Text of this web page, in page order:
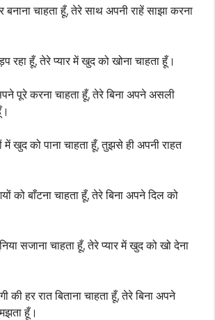
बनाना चाहता हूँ, तेरे साथ अपनी राहें साझा करना
रहा हूँ, तेरे प्यार में खुद को खोना चाहता हूँ।
पूरे करना चाहता हूँ, तेरे बिना अपने असली
में खुद को पाना चाहता हूँ, तुझसे ही अपनी राहत
को बाँटना चाहता हूँ, तेरे बिना अपने दिल को
सजाना चाहता हूँ, तेरे प्यार में खुद को खो देना
की हर रात बिताना चाहता हूँ, तेरे बिना अपने
हूँ।